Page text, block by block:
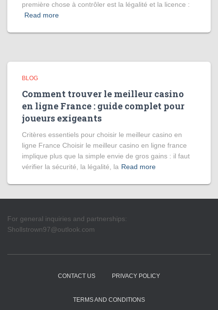
première chose à contrôler est la légalité et la licence :
Read more
BLOG
Comment trouver le meilleur casino
en ligne France : guide complet pour
joueurs exigeants
Critères essentiels pour choisir le meilleur casino en
ligne France Choisir le meilleur casino en ligne france
implique plus que la simple envie de gros gains : il faut
vérifier la sécurité, la légalité, la Read more
For general inquiries and partnerships:
Shollstrown97@outlook.com
CONTACT US PRIVACY POLICY
TERMS AND CONDITIONS